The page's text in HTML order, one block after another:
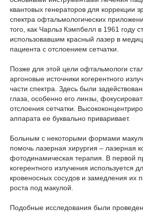
квантовых генераторов для коррекции
спектра офтальмологических
того, как Чарльз Кэмпбелл в 1961 году
использовавшим красный лазер в
пациента с отслоением сетчатки.
Позже для этой цели офтальмологи
аргоновые источники когерентного
части спектра. Здесь были
глаза, особенно его линзы,
отслоения сетчатки.
аппарата ее буквально приваривает.
Больным с некоторыми формами
помочь лазерная хирургия – лазерная
фотодинамическая терапия. В первой
когерентного излучения используется
кровеносных сосудов и замедления их
роста под макулой.
Подобные исследования были